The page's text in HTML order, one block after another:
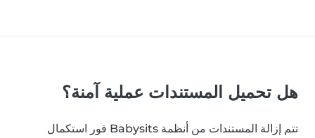
هل تحميل المستندات عملية آمنة؟
تتم إزالة المستندات من أنظمة Babysits فور استكمال